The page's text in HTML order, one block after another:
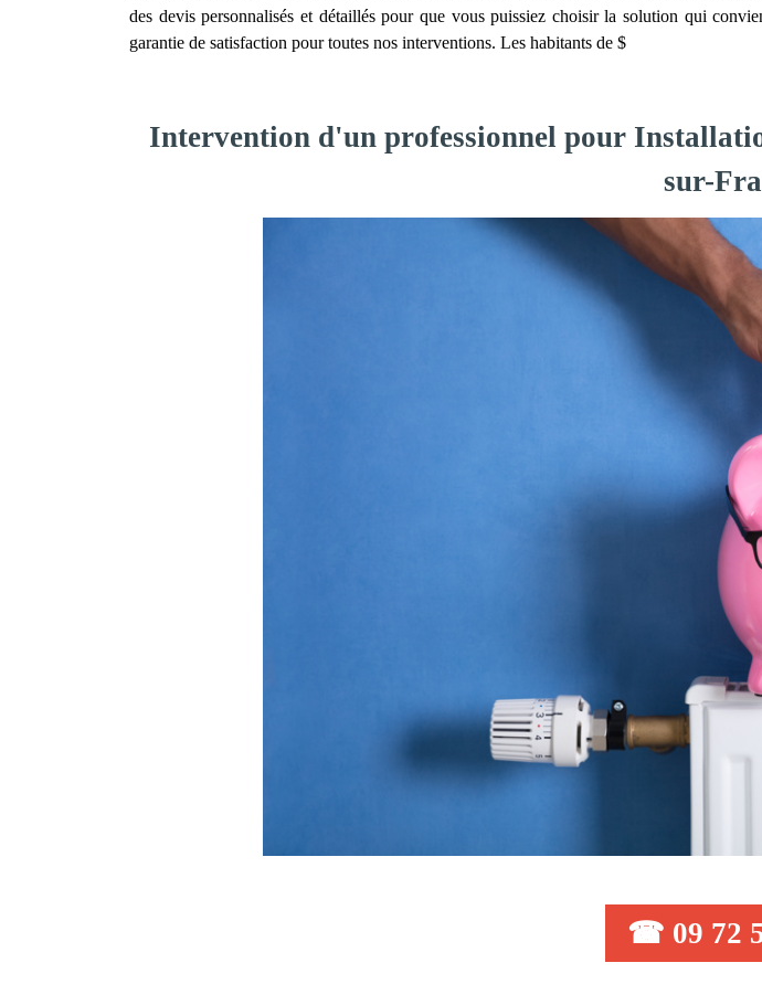
des devis personnalisés et détaillés pour que vous puissiez choisir la solution qui
garantie de satisfaction pour toutes nos interventions. Les habitants de $
Intervention d'un professionnel pour
sur-
☎ 09 72